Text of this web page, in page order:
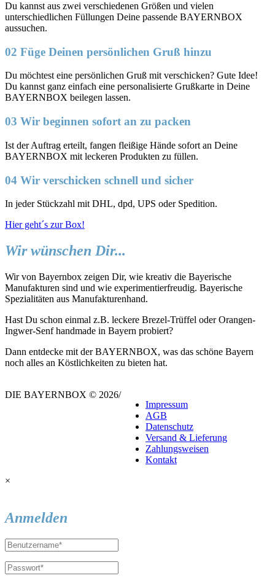
Du kannst aus zwei verschiedenen Größen und vielen
unterschiedlichen Füllungen Deine passende BAYERNBOX
aussuchen.
02 Füge Deinen persönlichen Gruß hinzu
Du möchtest eine persönlichen Gruß mit verschicken? Gute Idee!
Du kannst ganz einfach eine personalisierte Grußkarte in Deine
BAYERNBOX beilegen lassen.
03 Wir beginnen sofort an zu packen
Ist der Auftrag erteilt, fangen fleißige Hände sofort an Deine
BAYERNBOX mit leckeren Produkten zu füllen.
04 Wir verschicken schnell und sicher
In jeder Stückzahl mit DHL, dpd, UPS oder Spedition.
Hier geht´s zur Box!
Wir wünschen Dir...
Wir von Bayernbox zeigen Dir, wie kreativ die Bayerische
Manufakturen sind und wie experimentierfreudig. Bayerische
Spezialitäten aus Manufakturenhand.
Hast Du schon einmal z.B. leckere Brezel-Trüffel oder Orangen-
Ingwer-Senf handmade in Bayern probiert?
Dann entdecke mit der BAYERNBOX, was das schöne Bayern
noch alles an Köstlichkeiten zu bieten hat.
DIE BAYERNBOX © 2026/
Impressum
AGB
Datenschutz
Versand & Lieferung
Zahlungsweisen
Kontakt
×
Anmelden